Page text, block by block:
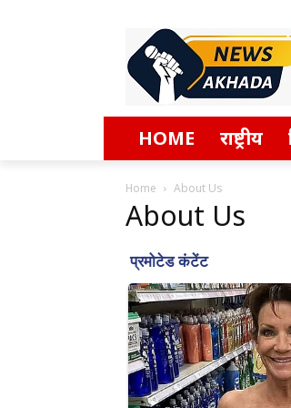
HOME राष्ट्रीय
Home About Us
About Us